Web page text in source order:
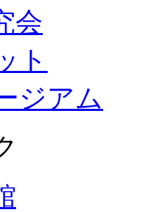
会
ト
ジアム